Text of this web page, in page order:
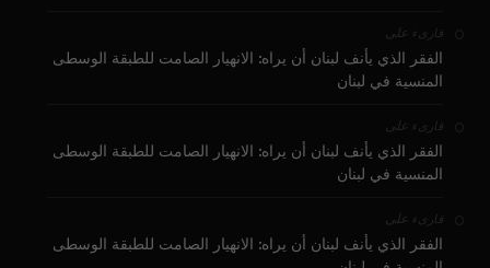
قارىء على
الفقر الذي يأنف لبنان أن يراه: الانهيار الصامت للطبقة الوسطى
المنسية في لبنان
قارىء على
الفقر الذي يأنف لبنان أن يراه: الانهيار الصامت للطبقة الوسطى
المنسية في لبنان
قارىء على
الفقر الذي يأنف لبنان أن يراه: الانهيار الصامت للطبقة الوسطى